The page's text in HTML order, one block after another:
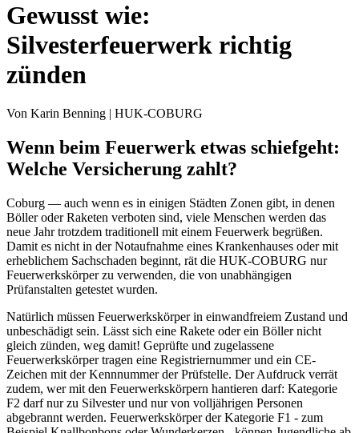
Gewusst wie:
Silvesterfeuerwerk richtig
zünden
Von Karin Benning | HUK-COBURG
Wenn beim Feuerwerk etwas schiefgeht:
Welche Versicherung zahlt?
Coburg — auch wenn es in einigen Städten Zonen gibt, in denen
Böller oder Raketen verboten sind, viele Menschen werden das
neue Jahr trotzdem traditionell mit einem Feuerwerk begrüßen.
Damit es nicht in der Notaufnahme eines Krankenhauses oder mit
erheblichem Sachschaden beginnt, rät die HUK-COBURG nur
Feuerwerkskörper zu verwenden, die von unabhängigen
Prüfanstalten getestet wurden.
Natürlich müssen Feuerwerkskörper in einwandfreiem Zustand und
unbeschädigt sein. Lässt sich eine Rakete oder ein Böller nicht
gleich zünden, weg damit! Geprüfte und zugelassene
Feuerwerkskörper tragen eine Registriernummer und ein CE-
Zeichen mit der Kennnummer der Prüfstelle. Der Aufdruck verrät
zudem, wer mit den Feuerwerkskörpern hantieren darf: Kategorie
F2 darf nur zu Silvester und nur von volljährigen Personen
abgebrannt werden. Feuerwerkskörper der Kategorie F1 - zum